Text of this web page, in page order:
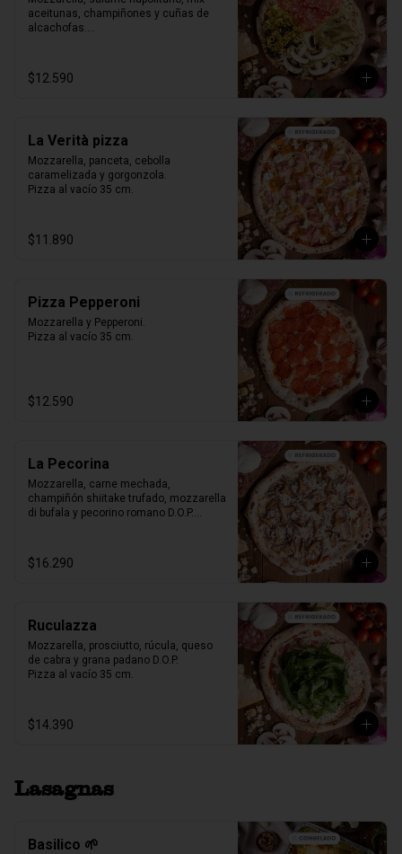
aceitunas, champiñones y cuñas de
alcachofas.
$12.590
La Verità pizza
Mozzarella, panceta, cebolla
caramelizada y gorgonzola.
Pizza al vacío 35 cm.
$11.890
Pizza Pepperoni
Mozzarella y Pepperoni.
Pizza al vacío 35 cm.
$12.590
La Pecorina
Mozzarella, carne mechada,
champiñón shiitake trufado, mozzarella
di bufala y pecorino romano D.O.P.
$16.290
Ruculazza
Mozzarella, prosciutto, rúcula, queso
de cabra y grana padano D.O.P.
Pizza al vacío 35 cm.
$14.390
Lasagnas
Basilico 🌱